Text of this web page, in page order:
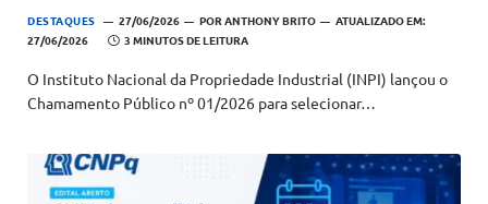
DESTAQUES 27/06/2026 POR ANTHONY BRITO
ATUALIZADO EM:
27/06/2026
3 MINUTOS DE LEITURA
O Instituto Nacional da Propriedade Industrial (INPI) lançou o
Chamamento Público nº 01/2026 para selecionar…